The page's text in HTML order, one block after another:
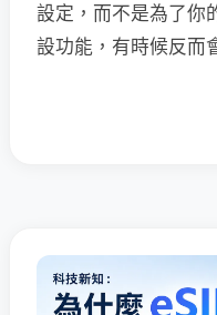
設定，而不是為了你
設功能，有時候反而